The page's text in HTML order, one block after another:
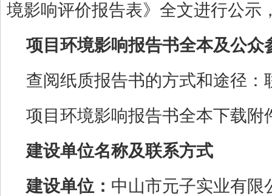
境影响评价报告表》全文进行公示
项目环境影响报告书全本及公
查阅纸质报告书的方式和途径：
项目环境影响报告书全本下载附
建设单位名称及联系方式
建设单位： 中山市元子实业有限